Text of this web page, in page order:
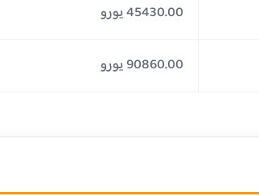
45430.00 يورو
90860.00 يورو